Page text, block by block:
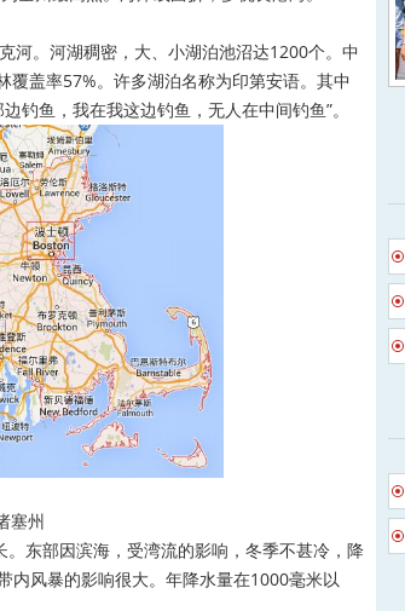
河。河湖稠密，大、小湖泊池沼达1200个。中
盖率57%。许多湖泊名称为印第安语。其中
钓鱼，我在我这边钓鱼，无人在中间钓鱼”。
塞州
东部因滨海，受湾流的影响，冬季不甚冷，降
内风暴的影响很大。年降水量在1000毫米以